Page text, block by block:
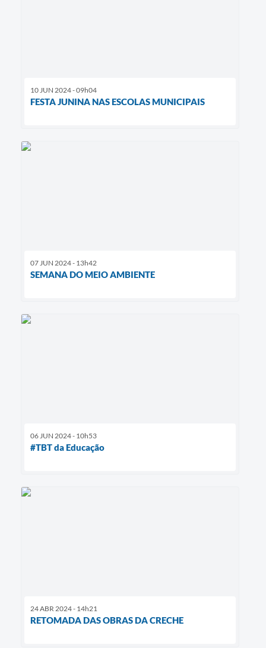
10 JUN 2024 - 09h04
FESTA JUNINA NAS ESCOLAS MUNICIPAIS
07 JUN 2024 - 13h42
SEMANA DO MEIO AMBIENTE
06 JUN 2024 - 10h53
#TBT da Educação
24 ABR 2024 - 14h21
RETOMADA DAS OBRAS DA CRECHE